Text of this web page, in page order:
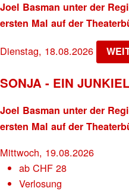
Joel Basman unter der
ersten Mal auf der
Dienstag, 18.08.2026
SONJA - EIN
Joel Basman unter der
ersten Mal auf der
Mittwoch, 19.08.2026
abCHF 28
Verlosung